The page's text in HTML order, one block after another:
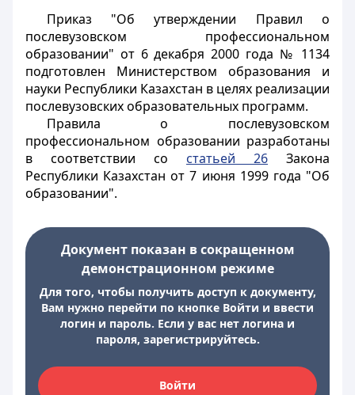
Приказ "Об утверждении Правил о
послевузовском профессиональном
образовании" от 6 декабря 2000 года № 1134
подготовлен Министерством образования и
науки Республики Казахстан в целях реализации
послевузовских образовательных программ.
Правила о послевузовском
профессиональном образовании разработаны
в соответствии со статьей 26 Закона
Республики Казахстан от 7 июня 1999 года "Об
образовании".
Документ показан в сокращенном
демонстрационном режиме
Для того, чтобы получить доступ к документу,
Вам нужно перейти по кнопке Войти и ввести
логин и пароль. Если у вас нет логина и
пароля, зарегистрируйтесь.
Войти